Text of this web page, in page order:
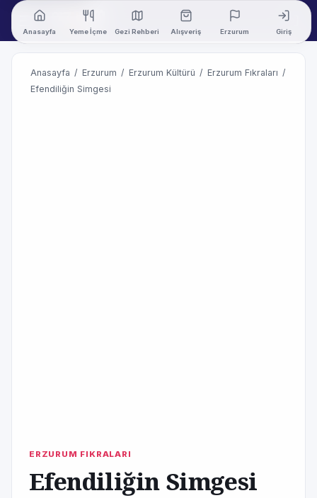
Anasayfa Yeme İçme Gezi Rehberi Alışveriş Erzurum Giriş
Anasayfa / Erzurum / Erzurum Kültürü / Erzurum Fıkraları /
Efendiliğin Simgesi
ERZURUM FIKRALARI
Efendiliğin Simgesi